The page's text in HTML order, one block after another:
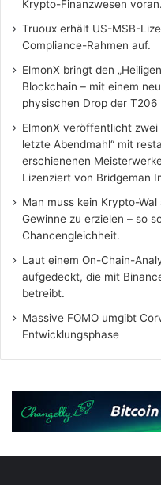
Krypto-Finanzwesen voran.
Truoux erhält US-MSB-
Compliance-Rahmen auf.
ElmonX bringt den
Blockchain – mit einem
physischen Drop der T206
ElmonX veröffentlicht zwei
letzte Abendmahl“ mit
erschienenen
Lizenziert von Bridgeman
Man muss kein Krypto-
Gewinne zu erzielen – so
Chancengleichheit.
Laut einem On-Chain-
aufgedeckt, die mit
betreibt.
Massive FOMO umgibt
Entwicklungsphase